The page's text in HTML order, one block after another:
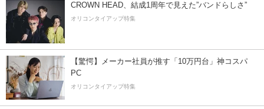
CROWN HEAD、結成1周年で見えた”バンドらしさ”
オリコンタイアップ特集
【驚愕】メーカー社員が推す「10万円台」神コスパ
PC
オリコンタイアップ特集